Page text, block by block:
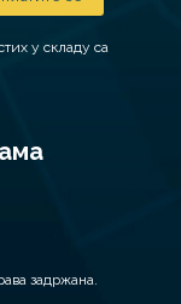
у складу са
задржана.